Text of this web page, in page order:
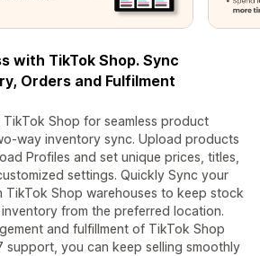
with TikTok Shop. Sync
Orders and Fulfilment
Shop for seamless product
way inventory sync. Upload products
Profiles and set unique prices, titles,
settings. Quickly Sync your
TikTok Shop warehouses to keep stock
from the preferred location.
and fulfillment of TikTok Shop
support, you can keep selling smoothly